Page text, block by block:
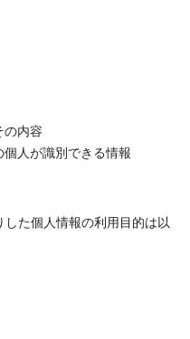
の内容
人が識別できる情報
た個人情報の利用目的は以